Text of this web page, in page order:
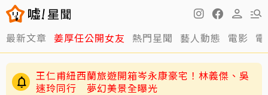
最新文章 姜厚任公開女友 熱門星聞 藝人動態 電影
王仁甫紐西蘭旅遊開箱岑永康豪宅！林義傑、吳
速玲同行 夢幻美景全曝光